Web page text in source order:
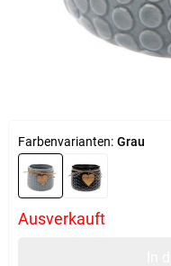
Farbenvarianten: Grau
Ausverkauft